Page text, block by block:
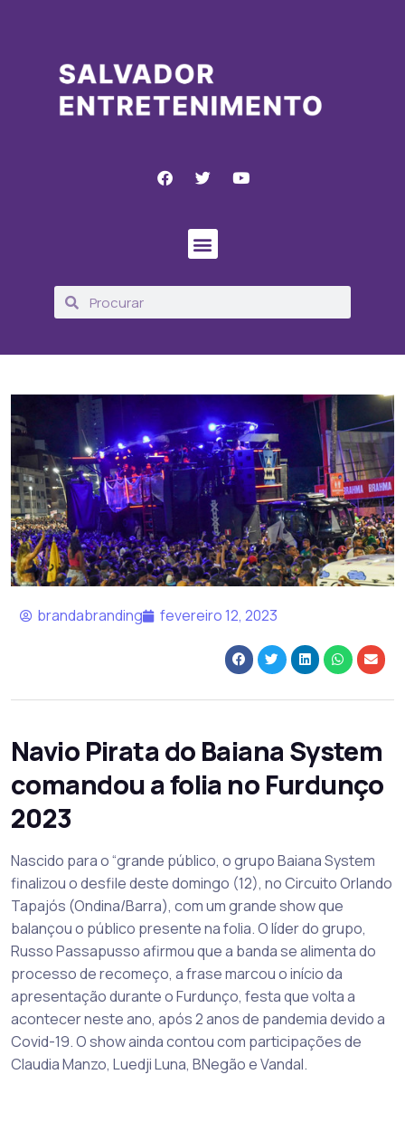
brandabranding fevereiro 12, 2023
Navio Pirata do Baiana System
comandou a folia no Furdunço
2023
Nascido para o “grande público, o grupo Baiana System
finalizou o desfile deste domingo (12), no Circuito Orlando
Tapajós (Ondina/Barra), com um grande show que
balançou o público presente na folia. O líder do grupo,
Russo Passapusso afirmou que a banda se alimenta do
processo de recomeço, a frase marcou o início da
apresentação durante o Furdunço, festa que volta a
acontecer neste ano, após 2 anos de pandemia devido a
Covid-19. O show ainda contou com participações de
Claudia Manzo, Luedji Luna, BNegão e Vandal.